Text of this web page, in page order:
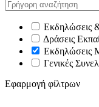
Εκδηλώσεις
Δράσεις
Εκδηλώσεις
Γενικές
Εφαρμογή φίλτρων